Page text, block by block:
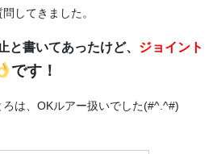
してきました。
と書いてあったけど、 ジョイント
です！
は、OKルアー扱いでした(#^.^#)